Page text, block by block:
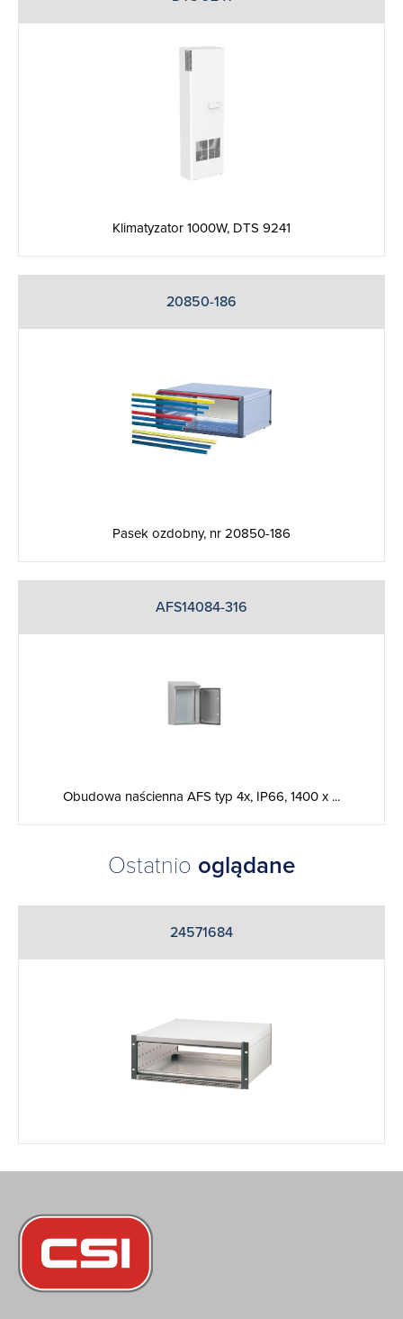
Klimatyzator 1000W, DTS 9241
20850-186
Pasek ozdobny, nr 20850-186
AFS14084-316
Obudowa naścienna AFS typ 4x, IP66, 1400 x ...
Ostatnio oglądane
24571684